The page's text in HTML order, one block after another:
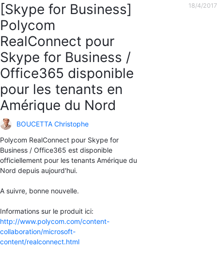
[Skype for Business]
Polycom
RealConnect pour
Skype for Business /
Office365 disponible
pour les tenants en
Amérique du Nord
BOUCETTA Christophe
Polycom RealConnect pour Skype for
Business / Office365 est disponible
officiellement pour les tenants Amérique du
Nord depuis aujourd'hui.
A suivre, bonne nouvelle.
Informations sur le produit ici:
http://www.polycom.com/content-
collaboration/microsoft-
content/realconnect.html
18/4/2017